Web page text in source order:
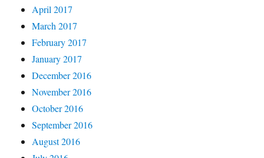
April 2017
March 2017
February 2017
January 2017
December 2016
November 2016
October 2016
September 2016
August 2016